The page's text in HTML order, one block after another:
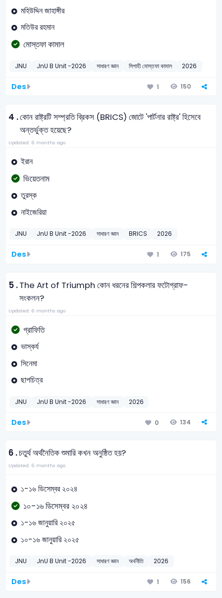
মহিউদ্দিন জাহাঙ্গীর
মতিউর রহমান
মোস্তফা কামাল
JNU JnU B Unit -2026 সাধারণ জ্ঞান সিপাহী মোস্তফা কামাল 2026
Des 1 150
4 .কোন রাষ্ট্রটি সম্প্রতি ব্রিকস (BRICS) জোটে 'পার্টনার রাষ্ট্র' হিসেবে
অন্তর্ভুক্ত হয়েছে?
Updated: 6 months ago
ইরান
ভিয়েতনাম
তুরস্ক
নাইজেরিয়া
JNU JnU B Unit -2026 সাধারণ জ্ঞান BRICS 2026
Des 1 175
5 .The Art of Triumph কোন ধরনের শিল্পকলার ফটোগ্রাফ-
সংকলন?
Updated: 6 months ago
গ্রাফিতি
ভাস্কর্য
সিনেমা
ছাপচিত্র
JNU JnU B Unit -2026 সাধারণ জ্ঞান 2026
Des 0 134
6 .চতুর্থ অর্থনৈতিক শুমারি কখন অনুষ্ঠিত হয়?
Updated: 6 months ago
১-১৬ ডিসেম্বর ২০২৪
১০-১৬ ডিসেম্বর ২০২৪
১-১৬ জানুয়ারি ২০২৫
১০-১৬ জানুয়ারি ২০২৫
JNU JnU B Unit -2026 সাধারণ জ্ঞান অর্থনীতি 2026
Des 1 156